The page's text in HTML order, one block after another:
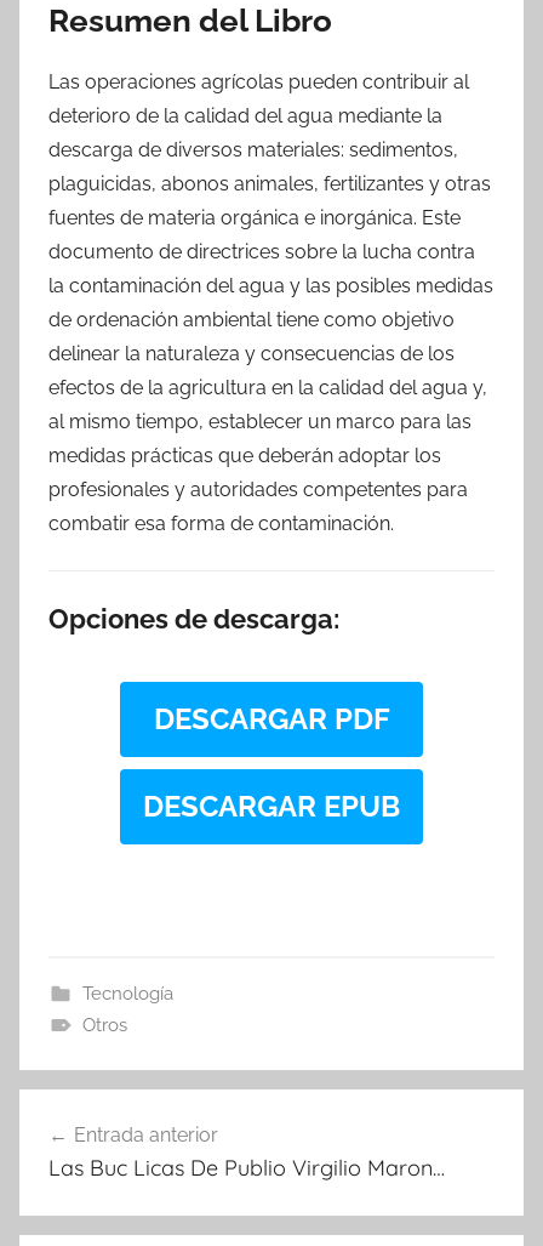
Resumen del Libro
Las operaciones agrícolas pueden contribuir al
deterioro de la calidad del agua mediante la
descarga de diversos materiales: sedimentos,
plaguicidas, abonos animales, fertilizantes y otras
fuentes de materia orgánica e inorgánica. Este
documento de directrices sobre la lucha contra
la contaminación del agua y las posibles medidas
de ordenación ambiental tiene como objetivo
delinear la naturaleza y consecuencias de los
efectos de la agricultura en la calidad del agua y,
al mismo tiempo, establecer un marco para las
medidas prácticas que deberán adoptar los
profesionales y autoridades competentes para
combatir esa forma de contaminación.
Opciones de descarga:
DESCARGAR PDF
DESCARGAR EPUB
Tecnología
Otros
de
Entrada anterior
Las Buc Licas De Publio Virgilio Maron…